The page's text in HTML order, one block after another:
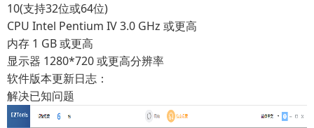
10(支持32位或64位)
CPU Intel Pentium IV 3.0 GHz 或更高
内存 1 GB 或更高
显示器 1280*720 或更高分辨率
软件版本更新日志：
解决已知问题